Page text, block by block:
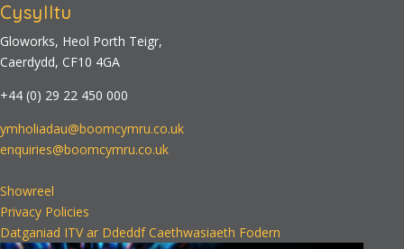
Cysylltu
Gloworks, Heol Porth Teigr,
Caerdydd, CF10 4GA
+44 (0) 29 22 450 000
ymholiadau@boomcymru.co.uk
enquiries@boomcymru.co.uk
Showreel
Privacy Policies
Datganiad ITV ar Ddeddf Caethwasiaeth Fodern